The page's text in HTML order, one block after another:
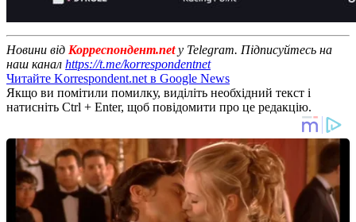
Новини від Корреспондент.netу Telegram. Підписуйтесь на
наш канал https://t.me/korrespondentnet
Читайте Korrespondent.net в Google News
Якщо ви помітили помилку, виділіть необхідний текст і
натисніть Ctrl + Enter, щоб повідомити про це редакцію.